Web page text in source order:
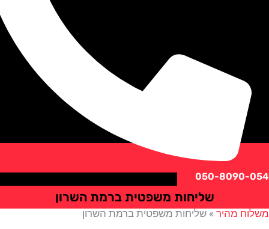
050-
שליחות משפטית ברמת השרון
מהיר »שליחות משפטית ברמת השרון